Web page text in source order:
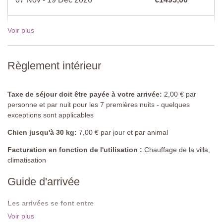
Lit double (ne peut pas être converti en lits jumeaux), tables de
chevet, armoire, étagères, climatisation, porte donnant sur le
Salle de bain
Chambre 2
Lit double (ne peut pas être converti en lits jumeaux), tables de
chevet, commode, armoire, étagères, porte donnant sur le jardin.
Douche, lavabo, toilettes, bidet.
Lits jumeaux (peuvent être convertis en lit double), tables de
le jardin.
Piscine partagée
19 Déc - 02 Jan 2027
Voir les tarifs pour 2027
Voir plus
Règlement intérieur
Taxe de séjour doit être payée à votre arrivée: 2,00 € par
personne et par nuit pour les 7 premières nuits - quelques
exceptions sont applicables
Chien jusqu'à 30 kg: 7,00 € par jour et par animal
Facturation en fonction de l'utilisation : Chauffage de la villa,
climatisation
Guide d'arrivée
Les arrivées se font entre
Les arrivées se font entre 16:00 - 19:00.Les départs se font avant
Voir plus